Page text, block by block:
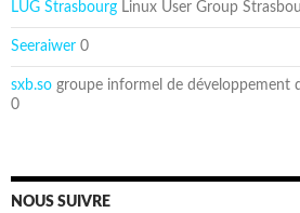
LUG Strasbourg Linux User Group
Seeraiwer 0
sxb.so groupe informel de développement
0
NOUS SUIVRE